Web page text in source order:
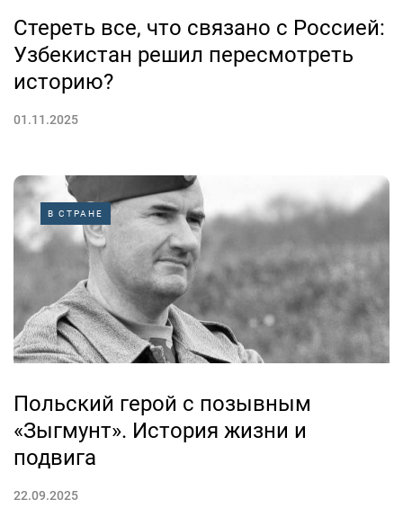
Стереть все, что связано с Россией:
Узбекистан решил пересмотреть
историю?
01.11.2025
В СТРАНЕ
Польский герой с позывным
«Зыгмунт». История жизни и
подвига
22.09.2025